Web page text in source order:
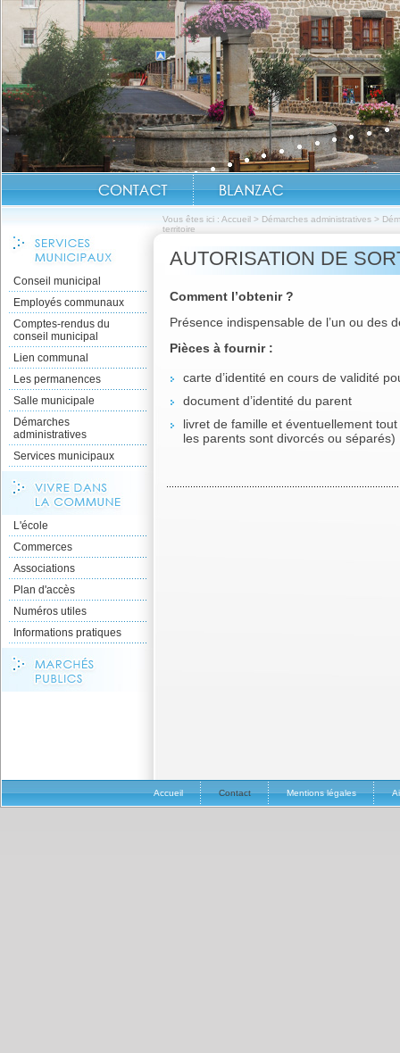
Vous êtes ici : Accueil > Démarches administratives >
territoire
Conseil municipal
Employés communaux
Comptes-rendus du
conseil municipal
Lien communal
Les permanences
Salle municipale
Démarches
administratives
Services municipaux
L'école
Commerces
Associations
Plan d'accès
Numéros utiles
Informations pratiques
AUTORISATION DE
Comment l’obtenir ?
Présence indispensable de l’un ou des
Pièces à fournir :
carte d’identité en cours de validité
document d’identité du parent
livret de famille et éventuellement
les parents sont divorcés ou séparés)
Accueil Contact Mentions légales